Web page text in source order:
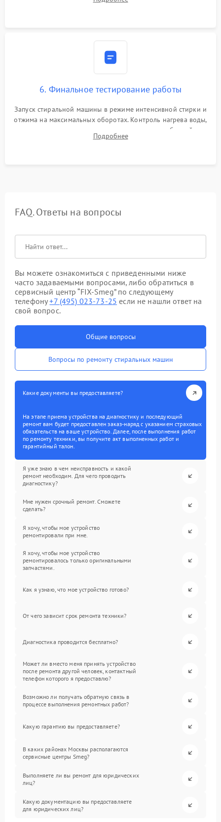
герметиком для предотвращения возможных протечек воды.
6. Финальное тестирование работы
Запуск стиральной машины в режиме интенсивной стирки и
отжима на максимальных оборотах. Контроль нагрева воды,
корректности слива, отсутствия излишних вибраций,
посторонних стуков и протечек под корпусом.
Подробнее
FAQ. Ответы на вопросы
Вы можете ознакомиться с приведенными ниже
часто задаваемыми вопросами, либо обратиться в
сервисный центр “FIX-Smeg” по следующему
телефону+7 (495) 023-73-25 если не нашли ответ на
свой вопрос.
Общие вопросы
Вопросы по ремонту стиральных машин
Какие документы вы предоставляете?
На этапе приема устройства на диагностику и последующий
ремонт вам будет предоставлен заказ-наряд с указанием страховых
обязательств на ваше устройство. Далее, после выполнения работ
по ремонту техники, вы получите акт выполненных работ и
гарантийный талон.
Я уже знаю в чем неисправность и какой
ремонт необходим. Для чего проводить
диагностику?
Мне нужен срочный ремонт. Сможете
сделать?
Я хочу, чтобы мое устройство
ремонтировали при мне.
Я хочу, чтобы мое устройство
ремонтировалось только оригинальными
запчастями.
Как я узнаю, что мое устройство готово?
От чего зависит срок ремонта техники?
Диагностика проводится бесплатно?
Может ли вместо меня принять устройство
после ремонта другой человек, контактный
телефон которого я предоставлю?
Возможно ли получать обратную связь в
процессе выполнения ремонтных работ?
Какую гарантию вы предоставляете?
В каких районах Москвы располагаются
сервисные центры Smeg?
Выполняете ли вы ремонт для юридических
лиц?
Какую документацию вы предоставляете
для юридических лиц?